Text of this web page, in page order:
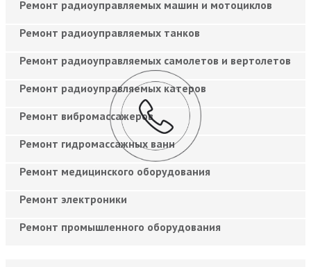
Ремонт радиоуправляемых машин и мотоциклов
Ремонт радиоуправляемых танков
Ремонт радиоуправляемых самолетов и вертолетов
Ремонт радиоуправляемых катеров
Ремонт вибромассажеров
Ремонт гидромассажных ванн
Ремонт медицинского оборудования
Ремонт электроники
Ремонт промышленного оборудования